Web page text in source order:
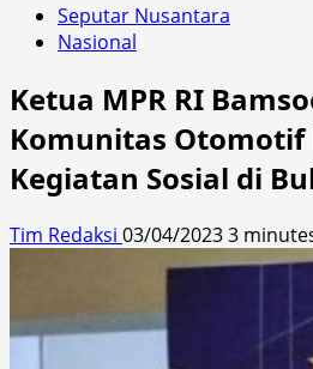
Seputar Nusantara
Nasional
Ketua MPR RI
Komunitas Otomotif
Kegiatan Sosial di
Tim Redaksi 03/04/20233